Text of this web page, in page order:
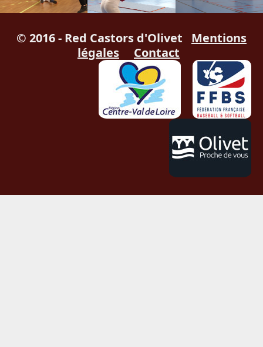
© 2016 - Red Castors d'Olivet
Mentions
légales
Contact